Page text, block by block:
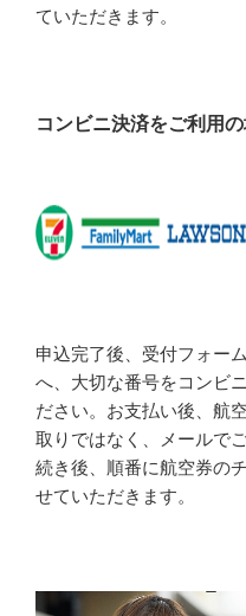
ていただきます。
コンビニ決済をご利用
申込完了後、受付フォー
へ、大切な番号をコンビ
ださい。お支払い後、航
取りではなく、メールで
続き後、順番に航空券の
せていただきます。